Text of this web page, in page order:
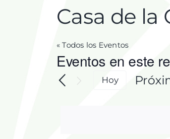
Casa de la
« Todos los Eventos
Eventos en este
Hoy